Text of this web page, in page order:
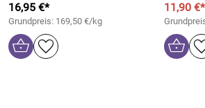
16,95 €*
Grundpreis: 169,50 €/kg
11,90 €*